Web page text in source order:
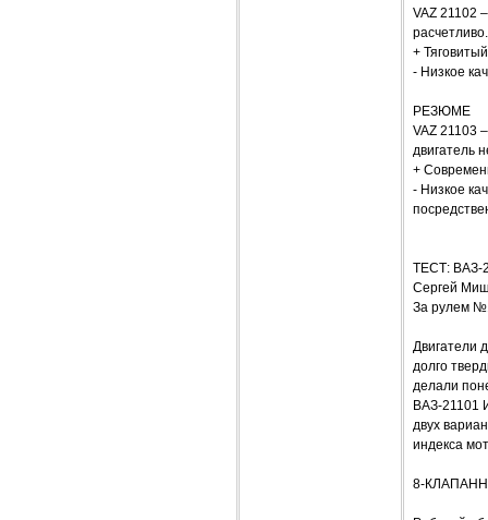
VAZ 21102
+
- Низкое
РЕЗЮМЕ
VAZ 21103
двигатель
+
- Низкое
ТЕСТ: ВАЗ-
Сергей
За рулем
Двигатели
долго
делали
ВАЗ-21101
двух
индекса
8-